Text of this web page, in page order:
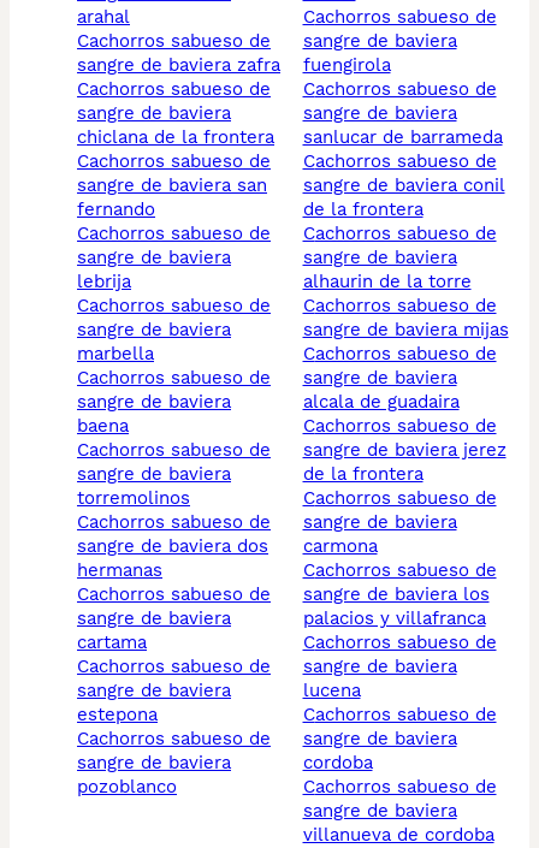
arahal
cachorros sabueso de
sangre de baviera zafra
cachorros sabueso de
sangre de baviera
chiclana de la frontera
cachorros sabueso de
sangre de baviera san
fernando
cachorros sabueso de
sangre de baviera
lebrija
cachorros sabueso de
sangre de baviera
marbella
cachorros sabueso de
sangre de baviera
baena
cachorros sabueso de
sangre de baviera
torremolinos
cachorros sabueso de
sangre de baviera dos
hermanas
cachorros sabueso de
sangre de baviera
cartama
cachorros sabueso de
sangre de baviera
estepona
cachorros sabueso de
sangre de baviera
pozoblanco
cachorros sabueso de
sangre de baviera
fuengirola
cachorros sabueso de
sangre de baviera
sanlucar de barrameda
cachorros sabueso de
sangre de baviera conil
de la frontera
cachorros sabueso de
sangre de baviera
alhaurin de la torre
cachorros sabueso de
sangre de baviera mijas
cachorros sabueso de
sangre de baviera
alcala de guadaira
cachorros sabueso de
sangre de baviera jerez
de la frontera
cachorros sabueso de
sangre de baviera
carmona
cachorros sabueso de
sangre de baviera los
palacios y villafranca
cachorros sabueso de
sangre de baviera
lucena
cachorros sabueso de
sangre de baviera
cordoba
cachorros sabueso de
sangre de baviera
villanueva de cordoba